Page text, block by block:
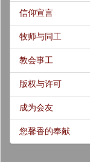
信仰宣言
牧师与同工
教会事工
版权与许可
成为会友
您馨香的奉献